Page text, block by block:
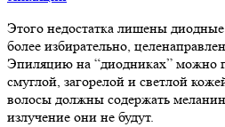
Этого недостатка лишены
более избирательно,
Эпиляцию на “диодниках” можно
смуглой, загорелой и светлой
волосы должны содержать
излучение они не будут.